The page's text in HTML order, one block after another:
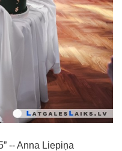
-- Anna Liepiņa